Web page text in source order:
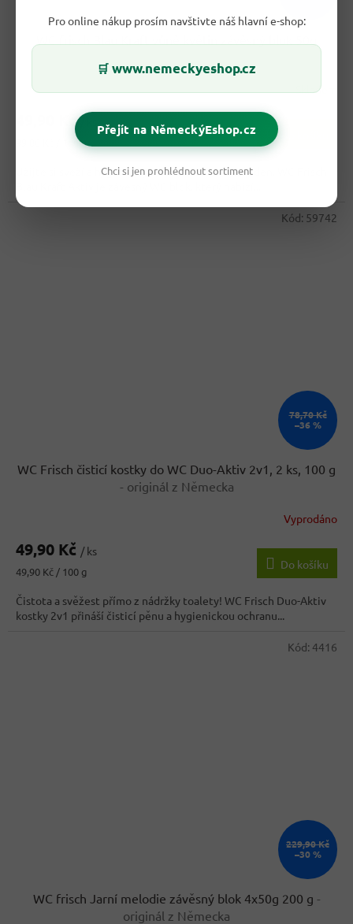
Pro online nákup prosím navštivte náš hlavní e-shop:
🛒 www.nemeckyeshop.cz
Přejít na NěmeckýEshop.cz
Chci si jen prohlédnout sortiment
Skladem
49,90 Kč
99,80 Kč / 100 g
Užijte si svěží a hygienicky čistou toaletu každý den. WC Frisch
78,70 Kč
–36 %
WC Frisch čisticí kostky do WC Duo-Aktiv 2v1, 2 ks, 100 g
- originál z Německa
Vyprodáno
49,90 Kč / ks
Měrná
49,90 Kč / 100 g
Do košíku
Čistota a svěžest přímo z nádržky toalety! WC Frisch Duo-Aktiv
kostky 2v1 přináší čisticí pěnu a hygienickou ochranu...
Kód: 59742
229,90 Kč
–30 %
WC frisch Jarní melodie závěsný blok 4x50g 200 g -
originál z Německa
Kód: 4416